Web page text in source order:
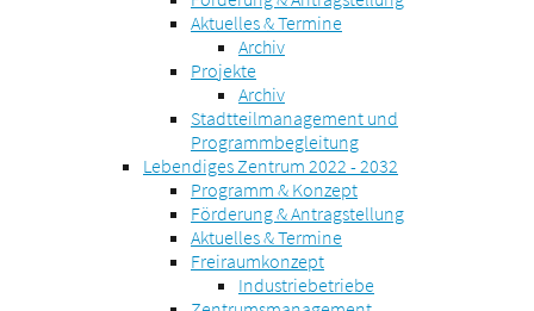
Aktuelles & Termine
Archiv
Projekte
Archiv
Stadtteilmanagement und
Programmbegleitung
Lebendiges Zentrum 2022 - 2032
Programm & Konzept
Förderung & Antragstellung
Aktuelles & Termine
Freiraumkonzept
Industriebetriebe